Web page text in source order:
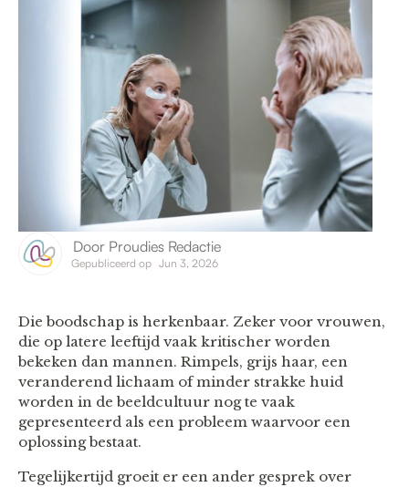
Door Proudies Redactie
Gepubliceerd op Jun 3, 2026
Die boodschap is herkenbaar. Zeker voor vrouwen,
die op latere leeftijd vaak kritischer worden
bekeken dan mannen. Rimpels, grijs haar, een
veranderend lichaam of minder strakke huid
worden in de beeldcultuur nog te vaak
gepresenteerd als een probleem waarvoor een
oplossing bestaat.
Tegelijkertijd groeit er een ander gesprek over